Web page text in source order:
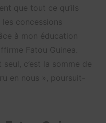
que tout ce qu’ils
concessions
à mon éducation
Fatou Guinea.
c’est la somme de
en nous », poursuit-